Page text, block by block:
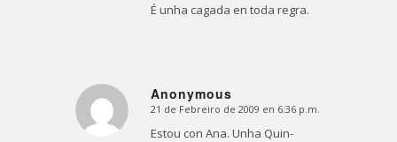
É unha cagada en toda regra.
Anonymous
Dice:
21 de Febreiro de 2009 en 6:36 p.m.
Estou con Ana. Unha Quin-